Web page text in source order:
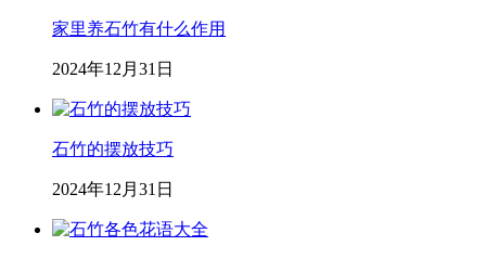
家里养石竹有什么作用
2024年12月31日
石竹的摆放技巧
2024年12月31日